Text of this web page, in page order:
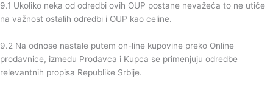
9.1 Ukoliko neka od odredbi ovih OUP postane nevažeća to ne utiče
na važnost ostalih odredbi i OUP kao celine.
9.2 Na odnose nastale putem on-line kupovine preko Online
prodavnice, između Prodavca i Kupca se primenjuju odredbe
relevantnih propisa Republike Srbije.